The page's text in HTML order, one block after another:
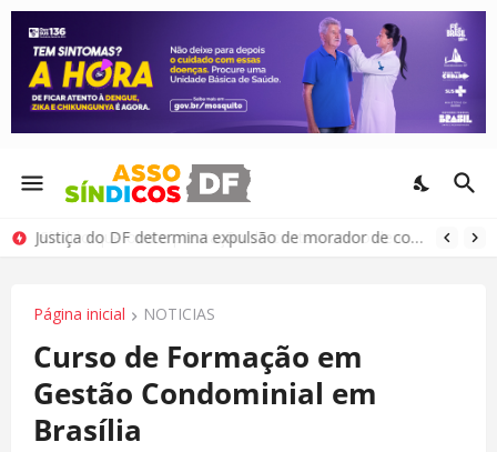
Justiça do DF determina expulsão de morador de condomínio por comportamento antissocial
Página inicial NOTICIAS
Curso de Formação em
Gestão Condominial em
Brasília